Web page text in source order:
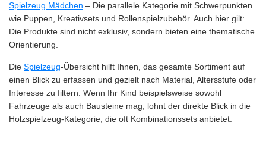
Spielzeug Mädchen – Die parallele Kategorie mit Schwerpunkten
wie Puppen, Kreativsets und Rollenspielzubehör. Auch hier gilt:
Die Produkte sind nicht exklusiv, sondern bieten eine thematische
Orientierung.
Die Spielzeug-Übersicht hilft Ihnen, das gesamte Sortiment auf
einen Blick zu erfassen und gezielt nach Material, Altersstufe oder
Interesse zu filtern. Wenn Ihr Kind beispielsweise sowohl
Fahrzeuge als auch Bausteine mag, lohnt der direkte Blick in die
Holzspielzeug-Kategorie, die oft Kombinationssets anbietet.